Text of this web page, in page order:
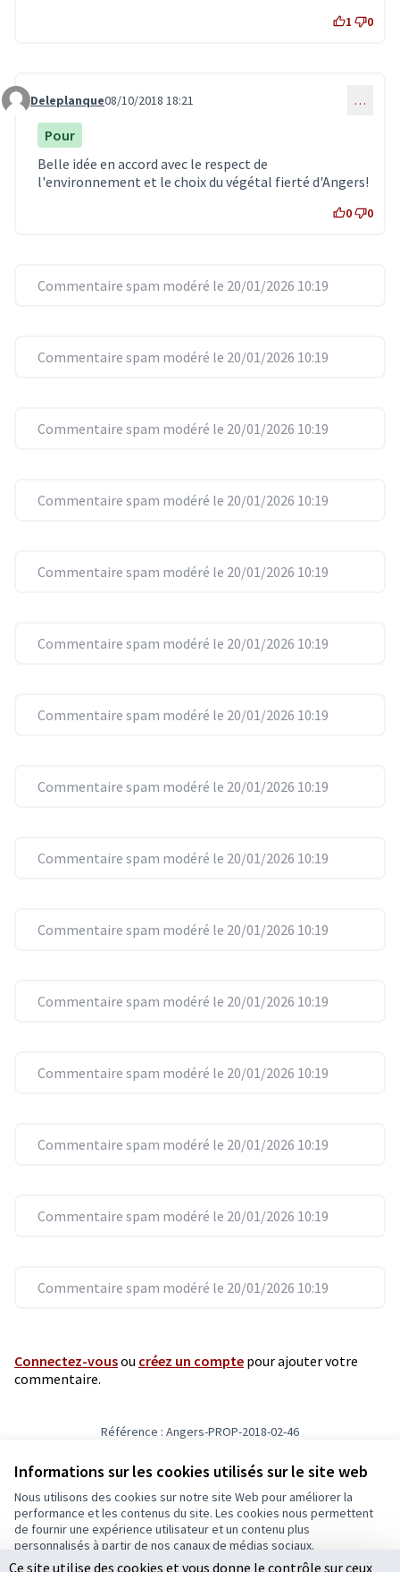
Informations sur les cookies utilisés sur le site web
Nous utilisons des cookies sur notre site Web pour améliorer la
performance et les contenus du site. Les cookies nous permettent
de fournir une expérience utilisateur et un contenu plus
personnalisés à partir de nos canaux de médias sociaux.
Tout accepter
1 0
Commentaire 924
Deleplanque08/10/2018 18:21 …
Pour
Belle idée en accord avec le respect de
l'environnement et le choix du végétal fierté d'Angers!
0 0
Commentaire spam modéré le 20/01/2026 10:19
Commentaire spam modéré le 20/01/2026 10:19
Commentaire spam modéré le 20/01/2026 10:19
Commentaire spam modéré le 20/01/2026 10:19
Commentaire spam modéré le 20/01/2026 10:19
Commentaire spam modéré le 20/01/2026 10:19
Commentaire spam modéré le 20/01/2026 10:19
Commentaire spam modéré le 20/01/2026 10:19
Commentaire spam modéré le 20/01/2026 10:19
Commentaire spam modéré le 20/01/2026 10:19
Commentaire spam modéré le 20/01/2026 10:19
Commentaire spam modéré le 20/01/2026 10:19
Commentaire spam modéré le 20/01/2026 10:19
Commentaire spam modéré le 20/01/2026 10:19
Commentaire spam modéré le 20/01/2026 10:19
Connectez-vousou créez un compte pour ajouter votre
commentaire.
Référence : Angers-PROP-2018-02-46
Conditions d'utilisation
Paramètres des cookies
Ecrivons Angers sur X
(Lien externe)
Ecrivons Angers sur Facebook
(Lien externe)
Ce site utilise des cookies et vous donne le contrôle sur ceux